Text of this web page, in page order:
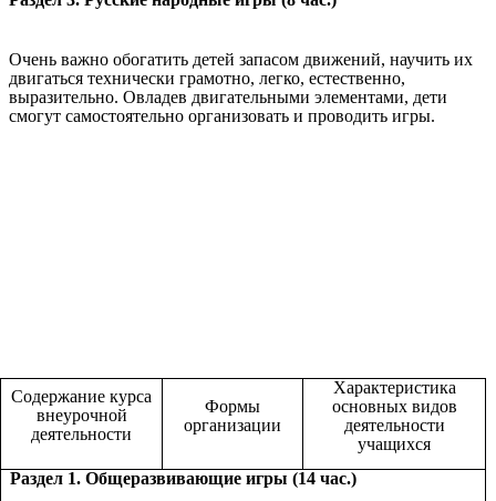
Очень важно обогатить детей запасом движений, научить их
двигаться технически грамотно, легко, естественно,
выразительно. Овладев двигательными элементами, дети
смогут самостоятельно организовать и проводить игры.
Содержание курса
внеурочной
деятельности
Формы
организации
Характеристика
основных видов
деятельности
учащихся
Раздел 1. Общеразвивающие игры (14 час.)